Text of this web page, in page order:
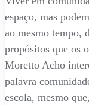
espaço, mas
ao mesmo tempo,
propósitos que os
Moretto Acho
palavra
escola, mesmo